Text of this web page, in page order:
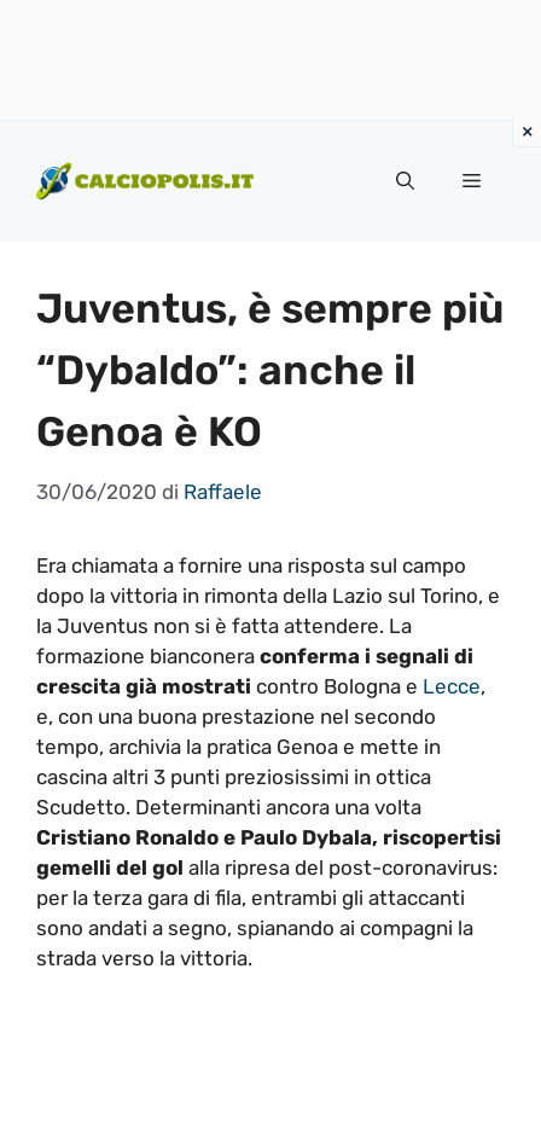
contenuto
Menu
Juventus, è sempre più
“Dybaldo”: anche il
Genoa è KO
30/06/2020 di Raffaele
Era chiamata a fornire una risposta sul campo
dopo la vittoria in rimonta della Lazio sul Torino, e
la Juventus non si è fatta attendere. La
formazione bianconera conferma i segnali di
crescita già mostrati contro Bologna e Lecce,
e, con una buona prestazione nel secondo
tempo, archivia la pratica Genoa e mette in
cascina altri 3 punti preziosissimi in ottica
Scudetto. Determinanti ancora una volta
Cristiano Ronaldo e Paulo Dybala, riscopertisi
gemelli del gol alla ripresa del post-coronavirus:
per la terza gara di fila, entrambi gli attaccanti
sono andati a segno, spianando ai compagni la
strada verso la vittoria.